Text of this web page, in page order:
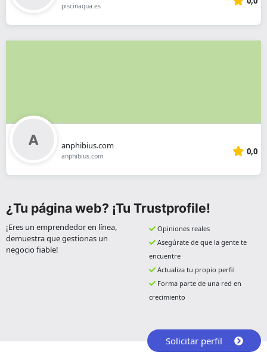
piscinaqua.es
anphibius.com
anphibius.com 0,0
¿Tu página web? ¡Tu Trustprofile!
¡Eres un emprendedor en línea,
demuestra que gestionas un
negocio fiable!
Opiniones reales
Asegúrate de que la gente te
encuentre
Actualiza tu propio perfil
Forma parte de una red en
crecimiento
Solicitar perfil